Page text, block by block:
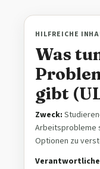
HILFREICHE
Was
gibt
Zweck:
Arbeitsprobleme
Optionen zu